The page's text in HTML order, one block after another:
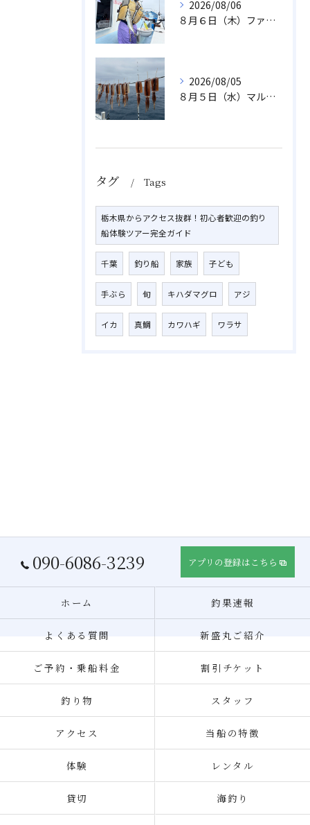
2026/08/06
８月６日（木）ファミリフィッシング
2026/08/05
８月５日（水）マルイカ
タグ Tags
栃木県からアクセス抜群！初心者歓迎の釣り
船体験ツアー完全ガイド
千葉 釣り船 家族 子ども
手ぶら 旬 キハダマグロ アジ
イカ 真鯛 カワハギ ワラサ
090-6086-3239 アプリの登録はこちら
ホーム 釣果速報
よくある質問 新盛丸ご紹介
ご予約・乗船料金 割引チケット
釣り物 スタッフ
アクセス 当船の特徴
体験 レンタル
貸切 海釣り